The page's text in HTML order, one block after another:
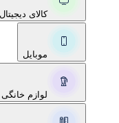
کالای دیجیتال
موبایل
لوازم خانگی